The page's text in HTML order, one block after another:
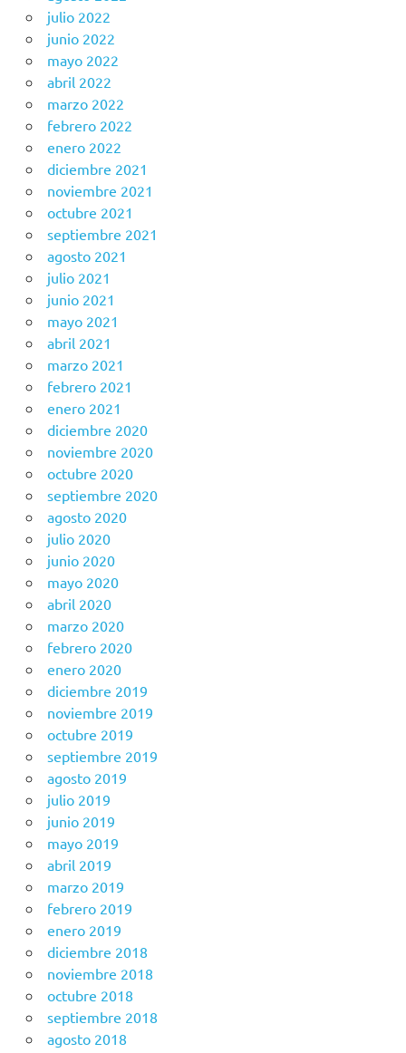
julio 2022
junio 2022
mayo 2022
abril 2022
marzo 2022
febrero 2022
enero 2022
diciembre 2021
noviembre 2021
octubre 2021
septiembre 2021
agosto 2021
julio 2021
junio 2021
mayo 2021
abril 2021
marzo 2021
febrero 2021
enero 2021
diciembre 2020
noviembre 2020
octubre 2020
septiembre 2020
agosto 2020
julio 2020
junio 2020
mayo 2020
abril 2020
marzo 2020
febrero 2020
enero 2020
diciembre 2019
noviembre 2019
octubre 2019
septiembre 2019
agosto 2019
julio 2019
junio 2019
mayo 2019
abril 2019
marzo 2019
febrero 2019
enero 2019
diciembre 2018
noviembre 2018
octubre 2018
septiembre 2018
agosto 2018